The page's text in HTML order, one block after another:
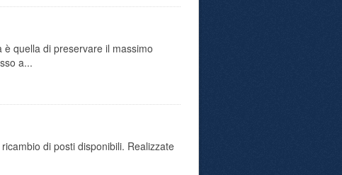
quella di preservare il massimo
a...
di posti disponibili. Realizzate